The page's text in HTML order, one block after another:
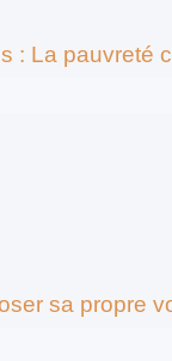
: La pauvreté
sa propre